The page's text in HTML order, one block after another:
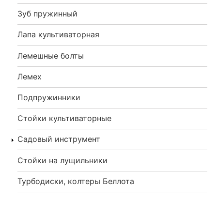
Зуб пружинный
Лапа культиваторная
Лемешные болты
Лемех
Подпружинники
Стойки культиваторные
Садовый инструмент
Стойки на лущильники
Турбодиски, колтеры Беллота